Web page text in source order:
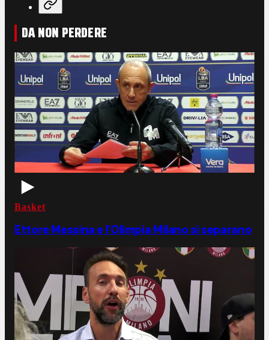
DA NON PERDERE
Basket
Ettore Messina e l'Olimpia Milano si separano